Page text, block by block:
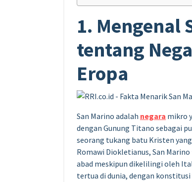
1. Mengenal
tentang
Eropa
San Marino adalah negara mikro
dengan Gunung Titano sebagai
seorang tukang batu Kristen
Romawi Diokletianus, San
abad meskipun dikelilingi oleh
tertua di dunia, dengan